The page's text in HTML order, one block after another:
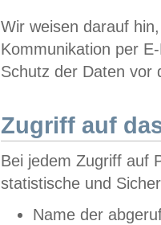
Wir weisen darauf
Kommunikation per
Schutz der Daten vor
Zugriff auf
Bei jedem Zugriff auf
statistische und
Name der